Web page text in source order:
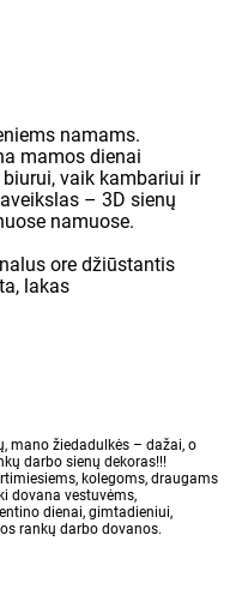
namams.
mamos dienai
vaik kambariui ir
– 3D sienų
namuose.
ore džiūstantis
lakas
mano žiedadulkės – dažai, o
darbo sienų dekoras!!!
kolegoms, draugams
dovana vestuvėms,
dienai, gimtadieniui,
rankų darbo dovanos.